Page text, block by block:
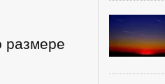
размере